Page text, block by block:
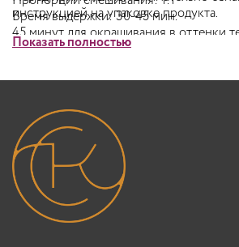
Время выдержки: 30-45 мин.
45 минут для окрашивания в оттенки
базы
Сначала нанести на полотно, отступая
Последующие окрашивания с
Нанести краситель Absolutes на зону
Через 15-30 минут нанести
IGORA Vibrance или IGORA Expert
концы.
инструкцией на упаковке продукта.
Показать полностью